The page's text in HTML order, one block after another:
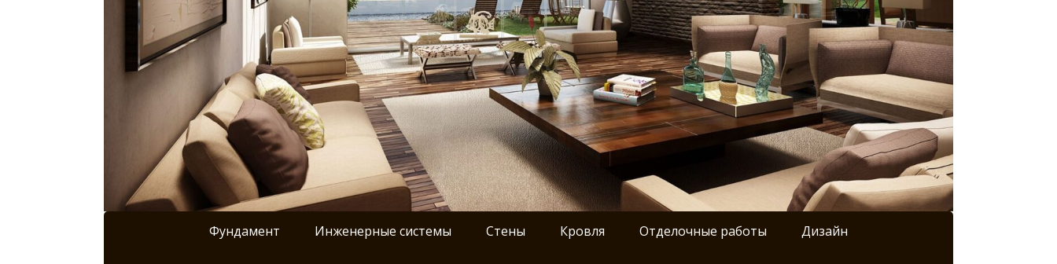
Фундамент Инженерные системы Стены Кровля Отделочные работы Дизайн